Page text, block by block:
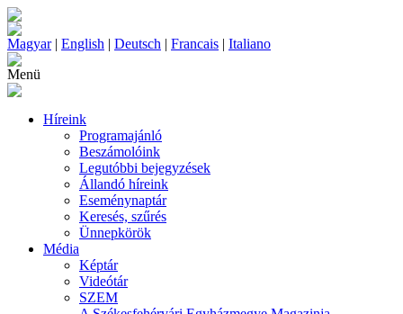
Magyar| English | Deutsch | Francais | Italiano
Menü
Híreink
Programajánló
Beszámolóink
Legutóbbi bejegyzések
Állandó híreink
Eseménynaptár
Keresés, szűrés
Ünnepkörök
Média
Képtár
Videótár
SZEM